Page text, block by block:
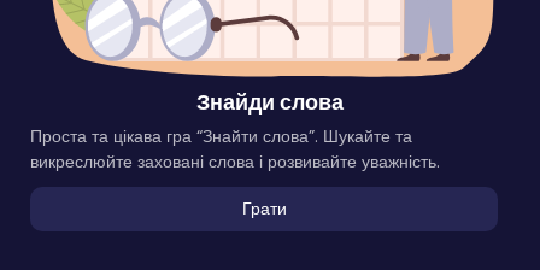
Знайди слова
Проста та цікава гра “Знайти слова”. Шукайте та
викреслюйте заховані слова і розвивайте уважність.
Грати